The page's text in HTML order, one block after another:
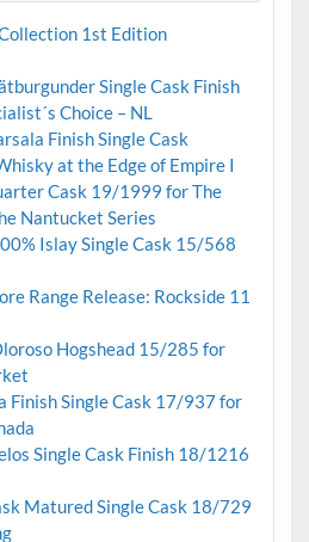
1st Edition
Single Cask Finish
Choice – NL
Finish Single Cask
at the Edge of Empire I
Cask 19/1999 for The
Nantucket Series
Islay Single Cask 15/568
Range Release: Rockside 11
Hogshead 15/285 for
Finish Single Cask 17/937 for
Single Cask Finish 18/1216
Matured Single Cask 18/729